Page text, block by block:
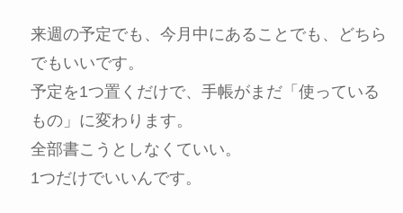
来週の予定でも、今月中にあることでも、どちら
でもいいです。
予定を1つ置くだけで、手帳がまだ「使っている
もの」に変わります。
全部書こうとしなくていい。
1つだけでいいんです。